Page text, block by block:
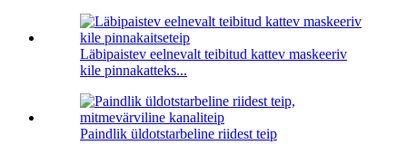
Läbipaistev eelnevalt teibitud kattev maskeeriv
kile pinnakatteks...
Paindlik üldotstarbeline riidest teip